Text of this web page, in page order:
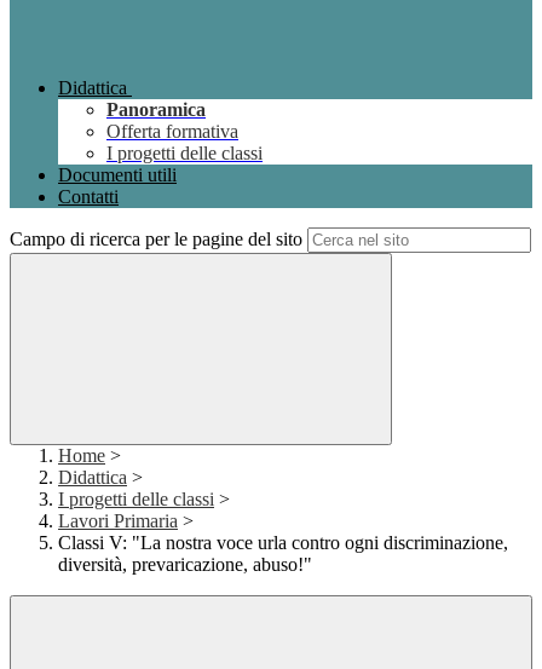
Didattica
Panoramica
Offerta formativa
I progetti delle classi
Documenti utili
Contatti
Campo di ricerca per le pagine del sito
Home >
Didattica >
I progetti delle classi >
Lavori Primaria >
Classi V: "La nostra voce urla contro ogni discriminazione,
diversità, prevaricazione, abuso!"